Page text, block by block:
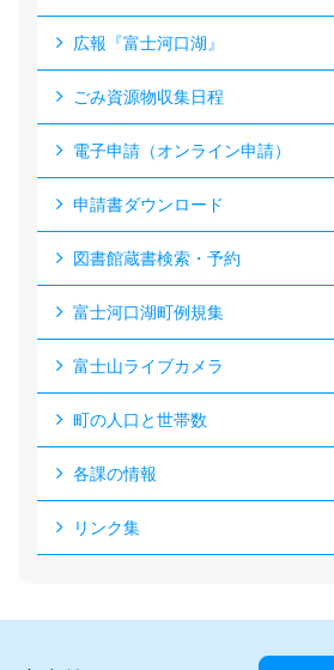
広報『富士河口湖』
ごみ資源物収集日程
電子申請（オンライン申請）
申請書ダウンロード
図書館蔵書検索・予約
富士河口湖町例規集
富士山ライブカメラ
町の人口と世帯数
各課の情報
リンク集